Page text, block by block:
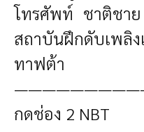
โทรศัพท์ ชาติชา
สถาบันฝึกดับเพลิ
ทาฟต้า
กดช่อง 2 NBT